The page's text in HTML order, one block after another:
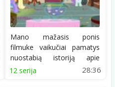
Mano mažasis ponis
filmuke vaikučiai pamatys
nuostabią istoriją apie
Gražuolės niekaip...
12 serija 28:36